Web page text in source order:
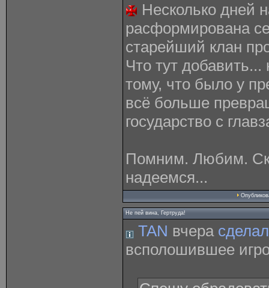
Несколько дней
расформирована
старейший клан
Что тут добавить...
тому, что было у
всё больше
государство с
Помним. Любим.
надеемся...
Не пей вина, Гертруда!
TAN вчера
всполошившее